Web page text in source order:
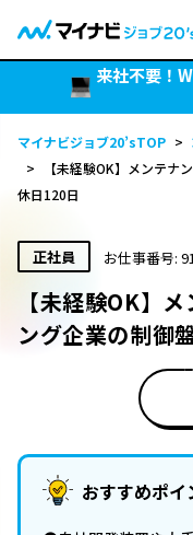
来社不要！
マイナビジョブ20’sTOP >
>
【未経験OK】メンテナ
休日120日
正社員 お仕事番号:
【未経験OK】
ング企業の制御
おすすめポイ